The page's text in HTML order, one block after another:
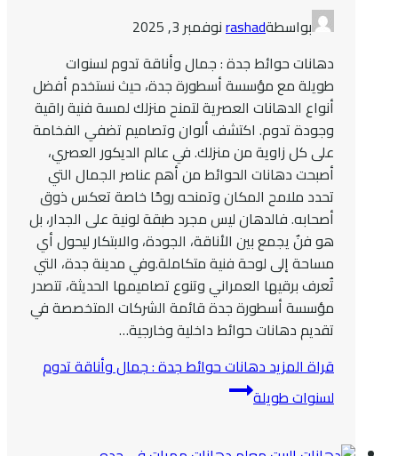
بواسطةrashadنوفمبر 3, 2025
دهانات حوائط جدة : جمال وأناقة تدوم لسنوات
طويلة مع مؤسسة أسطورة جدة، حيث نستخدم أفضل
أنواع الدهانات العصرية لتمنح منزلك لمسة فنية راقية
وجودة تدوم. اكتشف ألوان وتصاميم تضفي الفخامة
على كل زاوية من منزلك. في عالم الديكور العصري،
أصبحت دهانات الحوائط من أهم عناصر الجمال التي
تحدد ملامح المكان وتمنحه روحًا خاصة تعكس ذوق
أصحابه. فالدهان ليس مجرد طبقة لونية على الجدار، بل
هو فنٌ يجمع بين الأناقة، الجودة، والابتكار ليحول أي
مساحة إلى لوحة فنية متكاملة.وفي مدينة جدة، التي
تُعرف برقيها العمراني وتنوع تصاميمها الحديثة، تتصدر
مؤسسة أسطورة جدة قائمة الشركات المتخصصة في
تقديم دهانات حوائط داخلية وخارجية…
قراة المزيددهانات حوائط جدة : جمال وأناقة تدوم
لسنوات طويلة